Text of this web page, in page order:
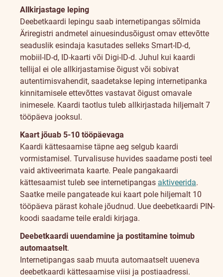
Allkirjastage leping
Deebetkaardi lepingu saab internetipangas sõlmida
Äriregistri andmetel ainuesindusõigust omav ettevõtte
seaduslik esindaja kasutades selleks Smart-ID-d,
mobiil-ID-d, ID-kaarti või Digi-ID-d. Juhul kui kaardi
tellijal ei ole allkirjastamise õigust või sobivat
autentimisvahendit, saadetakse leping internetipanka
kinnitamisele ettevõttes vastavat õigust omavale
inimesele. Kaardi taotlus tuleb allkirjastada hiljemalt 7
tööpäeva jooksul.
Kaart jõuab 5-10 tööpäevaga
Kaardi kättesaamise täpne aeg selgub kaardi
vormistamisel. Turvalisuse huvides saadame posti teel
vaid aktiveerimata kaarte. Peale pangakaardi
kättesaamist tuleb see internetipangas aktiveerida.
Saatke meile pangateade kui kaart pole hiljemalt 10
tööpäeva pärast kohale jõudnud. Uue deebetkaardi PIN-
koodi saadame teile eraldi kirjaga.
Deebetkaardi uuendamine ja postitamine toimub
automaatselt.
Internetipangas saab muuta automaatselt uueneva
deebetkaardi kättesaamise viisi ja postiaadressi.